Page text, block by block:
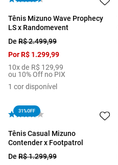
Tênis Mizuno Wave Prophecy
LS x Randomevent
De R$2.499,99
PorR$ 1.299,99
10x de R$ 129,99
ou 10% Off no PIX
1 cor disponível
31%OFF
Tênis Casual Mizuno
Contender x Footpatrol
De R$1.299,99